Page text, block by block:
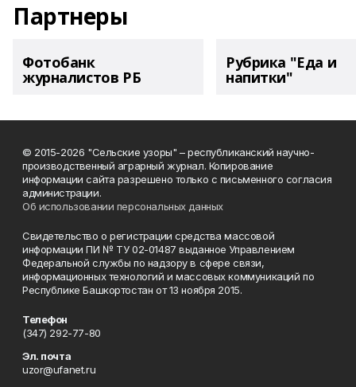
Партнеры
Фотобанк
журналистов РБ
Рубрика "Еда и
напитки"
© 2015-2026 "Сельские узоры" – республиканский научно-
производственный аграрный журнал. Копирование
информации сайта разрешено только с письменного согласия
администрации.
Об использовании персональных данных
Свидетельство о регистрации средства массовой
информации ПИ № ТУ 02-01487 выданное Управлением
Федеральной службы по надзору в сфере связи,
информационных технологий и массовых коммуникаций по
Республике Башкортостан от 13 ноября 2015.
Телефон
(347) 292-77-80
Эл. почта
uzor@ufanet.ru